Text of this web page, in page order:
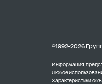
©1992-2026
Информация,
Любое
Характеристики